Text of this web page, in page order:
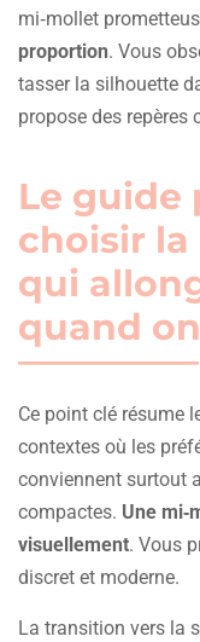
mi‑mollet
proportion. Vous
tasser la silhouette
propose des repères
Le guide
choisir
qui
quand
Ce point clé résume
contextes où les
conviennent surtout
compactes. Une
visuellement. Vous
discret et moderne.
La transition vers la